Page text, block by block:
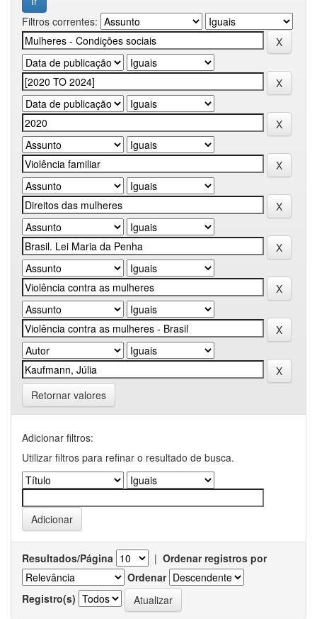
Filtros correntes:
Retornar valores
Adicionar filtros:
Utilizar filtros para refinar o resultado de busca.
Resultados/Página | Ordenar registros por
Ordenar
Registro(s)